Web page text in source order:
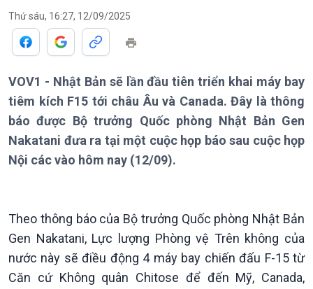
Giới thiệu
Thời sự 6h
Thời sự 12h
Thời sự 21h30
Bản tin
Chuyên mục
Thứ sáu, 16:27, 12/09/2025
VOV1 - Nhật Bản sẽ lần đầu tiên triển khai máy bay
tiêm kích F15 tới châu Âu và Canada. Đây là thông
báo được Bộ trưởng Quốc phòng Nhật Bản Gen
Nakatani đưa ra tại một cuộc họp báo sau cuộc họp
Nội các vào hôm nay (12/09).
Theo thông báo của Bộ trưởng Quốc phòng Nhật Bản
Gen Nakatani, Lực lượng Phòng vệ Trên không của
nước này sẽ điều động 4 máy bay chiến đấu F-15 từ
Căn cứ Không quân Chitose để đến Mỹ, Canada,